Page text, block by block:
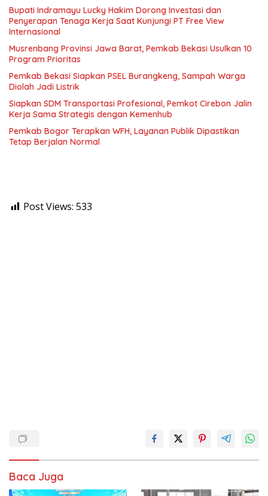
Bupati Indramayu Lucky Hakim Dorong Investasi dan
Penyerapan Tenaga Kerja Saat Kunjungi PT Free View
Internasional
Musrenbang Provinsi Jawa Barat, Pemkab Bekasi Usulkan 10
Program Prioritas
Pemkab Bekasi Siapkan PSEL Burangkeng, Sampah Warga
Diolah Jadi Listrik
Siapkan SDM Transportasi Profesional, Pemkot Cirebon Jalin
Kerja Sama Strategis dengan Kemenhub
Pemkab Bogor Terapkan WFH, Layanan Publik Dipastikan
Tetap Berjalan Normal
Post Views: 533
Baca Juga